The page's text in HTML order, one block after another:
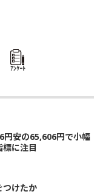
ｱﾝｹｰﾄ
円安の65,606円で小幅
に注目
つけたか